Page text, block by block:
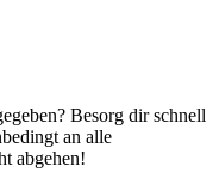
Besorg dir schnell
an alle
abgehen!